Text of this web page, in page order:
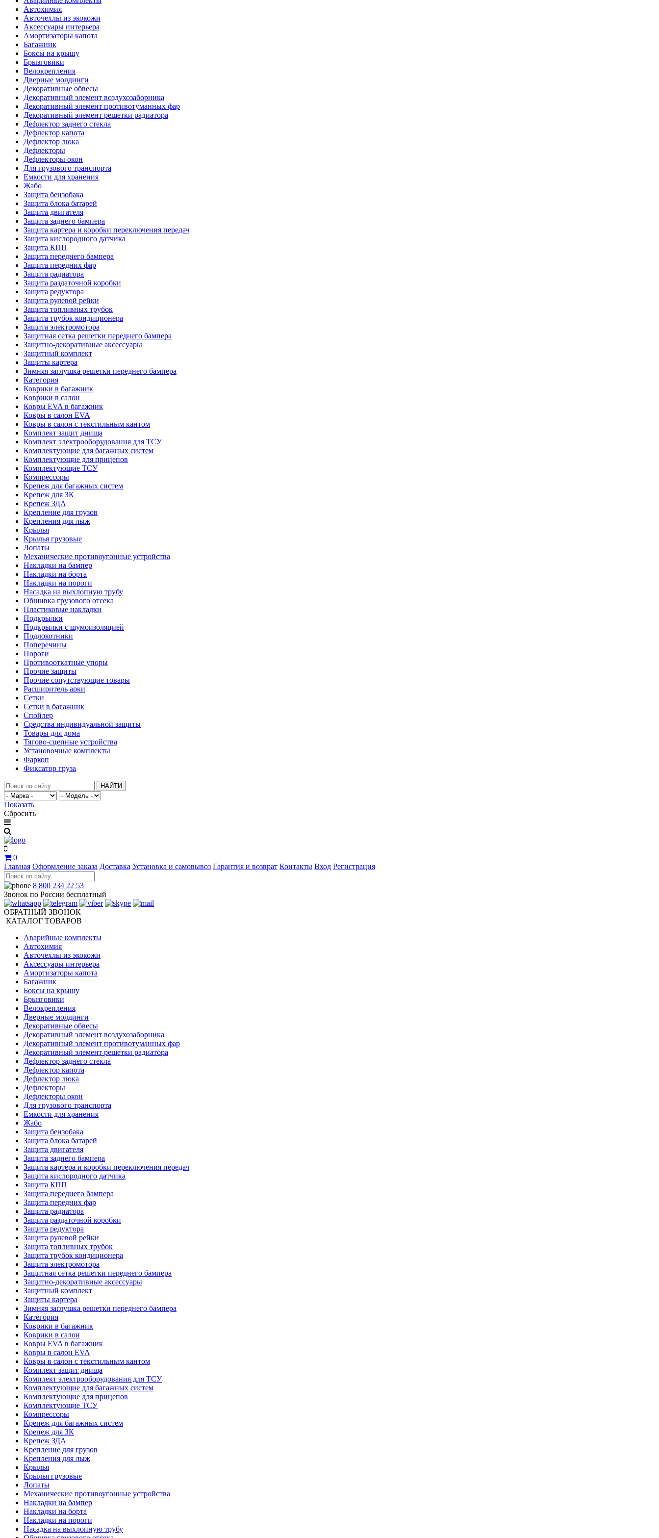
Автохимия
Авточехлы из экокожи
Аксессуары интерьера
Амортизаторы капота
Багажник
Боксы на крышу
Брызговики
Велокрепления
Дверные молдинги
Декоративные обвесы
Декоративный элемент воздухозаборника
Декоративный элемент противотуманных фар
Декоративный элемент решетки радиатора
Дефлектор заднего стекла
Дефлектор капота
Дефлектор люка
Дефлекторы
Дефлекторы окон
Для грузового транспорта
Емкости для хранения
Жабо
Защита бензобака
Защита блока батарей
Защита двигателя
Защита заднего бампера
Защита картера и коробки переключения передач
Защита кислородного датчика
Защита КПП
Защита переднего бампера
Защита передних фар
Защита радиатора
Защита раздаточной коробки
Защита редуктора
Защита рулевой рейки
Защита топливных трубок
Защита трубок кондиционера
Защита электромотора
Защитная сетка решетки переднего бампера
Защитно-декоративные аксессуары
Защитный комплект
Защиты картера
Зимняя заглушка решетки переднего бампера
Категория
Коврики в багажник
Коврики в салон
Ковры EVA в багажник
Ковры в салон EVA
Ковры в салон с текстильным кантом
Комплект защит днища
Комплект электрооборудования для ТСУ
Комплектующие для багажных систем
Комплектующие для прицепов
Комплектующие ТСУ
Компрессоры
Крепеж для багажных систем
Крепеж для ЗК
Крепеж ЗДА
Крепление для грузов
Крепления для лыж
Крылья
Крылья грузовые
Лопаты
Механические противоугонные устройства
Накладки на бампер
Накладки на борта
Накладки на пороги
Насадка на выхлопную трубу
Обшивка грузового отсека
Пластиковые накладки
Подкрылки
Подкрылки с шумоизоляцией
Подлокотники
Поперечины
Пороги
Противооткатные упоры
Прочие защиты
Прочие сопутствующие товары
Расширитель арки
Сетки
Сетки в багажник
Спойлер
Средства индивидуальной защиты
Товары для дома
Тягово-сцепные устройства
Установочные комплекты
Фаркоп
Фиксатор груза
НАЙТИ
Показать
Сбросить
0
Главная Оформление заказа Доставка Установка и самовывоз Гарантия и возврат Контакты Вход Регистрация
8 800 234 22 53
Звонок по России бесплатный
ОБРАТНЫЙ ЗВОНОК
КАТАЛОГ ТОВАРОВ
Аварийные комплекты
Автохимия
Авточехлы из экокожи
Аксессуары интерьера
Амортизаторы капота
Багажник
Боксы на крышу
Брызговики
Велокрепления
Дверные молдинги
Декоративные обвесы
Декоративный элемент воздухозаборника
Декоративный элемент противотуманных фар
Декоративный элемент решетки радиатора
Дефлектор заднего стекла
Дефлектор капота
Дефлектор люка
Дефлекторы
Дефлекторы окон
Для грузового транспорта
Емкости для хранения
Жабо
Защита бензобака
Защита блока батарей
Защита двигателя
Защита заднего бампера
Защита картера и коробки переключения передач
Защита кислородного датчика
Защита КПП
Защита переднего бампера
Защита передних фар
Защита радиатора
Защита раздаточной коробки
Защита редуктора
Защита рулевой рейки
Защита топливных трубок
Защита трубок кондиционера
Защита электромотора
Защитная сетка решетки переднего бампера
Защитно-декоративные аксессуары
Защитный комплект
Защиты картера
Зимняя заглушка решетки переднего бампера
Категория
Коврики в багажник
Коврики в салон
Ковры EVA в багажник
Ковры в салон EVA
Ковры в салон с текстильным кантом
Комплект защит днища
Комплект электрооборудования для ТСУ
Комплектующие для багажных систем
Комплектующие для прицепов
Комплектующие ТСУ
Компрессоры
Крепеж для багажных систем
Крепеж для ЗК
Крепеж ЗДА
Крепление для грузов
Крепления для лыж
Крылья
Крылья грузовые
Лопаты
Механические противоугонные устройства
Накладки на бампер
Накладки на борта
Накладки на пороги
Насадка на выхлопную трубу